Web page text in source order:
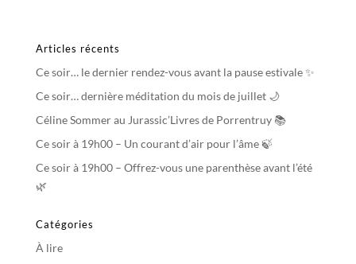
Articles récents
Ce soir… le dernier rendez-vous avant la pause estivale ✨
Ce soir… dernière méditation du mois de juillet 🌙
Céline Sommer au Jurassic’Livres de Porrentruy 📚
Ce soir à 19h00 – Un courant d’air pour l’âme 🍃
Ce soir à 19h00 – Offrez-vous une parenthèse avant l’été
🌿
Catégories
À lire